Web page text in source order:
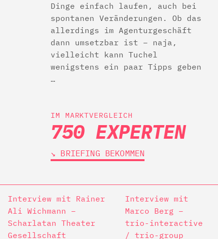
Dinge einfach laufen, auch bei
spontanen Veränderungen. Ob das
allerdings im Agenturgeschäft
dann umsetzbar ist – naja,
vielleicht kann Tuchel
wenigstens ein paar Tipps geben
…
IM MARKTVERGLEICH
750 EXPERTEN
↘︎ BRIEFING BEKOMMEN
Interview mit Rainer
Ali Wichmann –
Scharlatan Theater
Gesellschaft
Interview mit
Marco Berg –
trio-interactive
/ trio-group